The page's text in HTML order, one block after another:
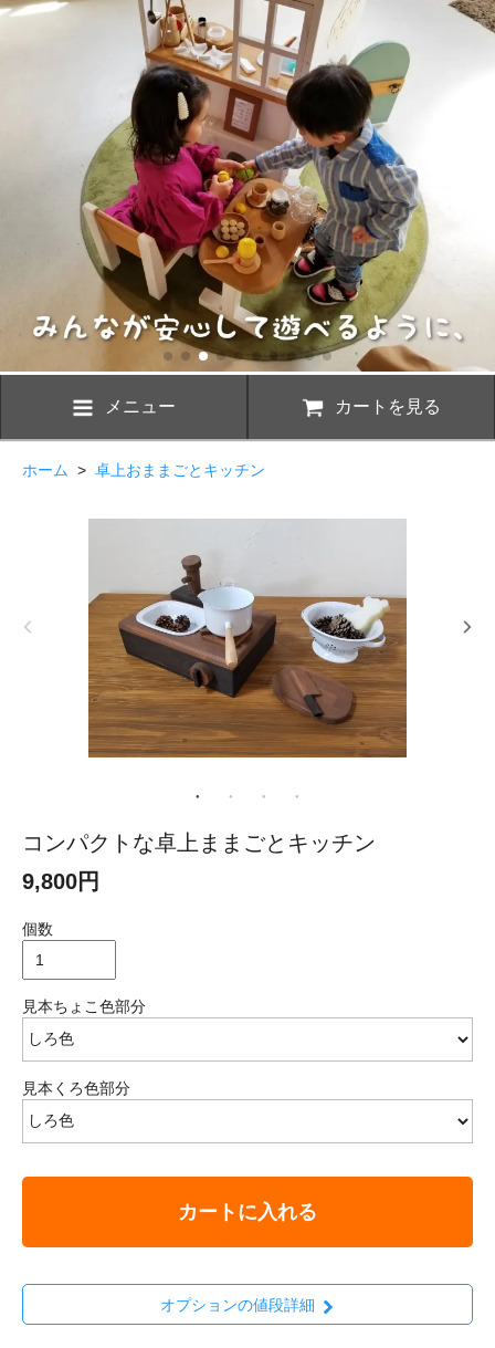
メニュー カートを見る
ホーム > 卓上おままごとキッチン
コンパクトな卓上ままごとキッチン
9,800円
個数
見本ちょこ色部分
見本くろ色部分
カートに入れる
オプションの値段詳細